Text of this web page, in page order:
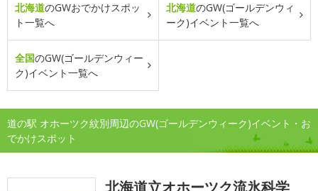
北海道のGWおでかけスポッ
ト一覧へ
北海道のGW(ゴールデンウィ
ーク)イベント一覧へ
全国のGW(ゴールデンウィー
ク)イベント一覧へ
道の駅 オホーツク紋別周辺のGW(ゴールデンウィーク)イベント・お
でかけスポット
北海道立オホーツク流氷科学